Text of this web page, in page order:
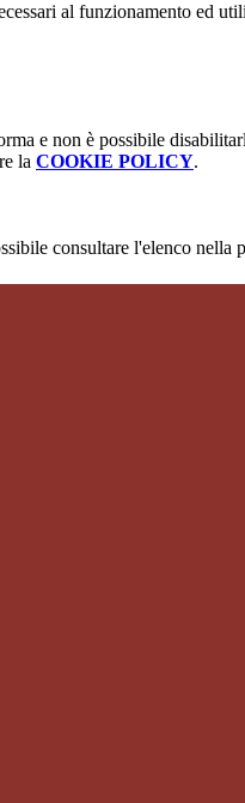
al funzionamento ed
e non è possibile
la COOKIE POLICY.
consultare l'elenco nella